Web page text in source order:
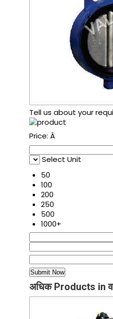
Tell us about your
Price: Â
Select Unit
50
100
200
250
500
1000+
अधिक Products in